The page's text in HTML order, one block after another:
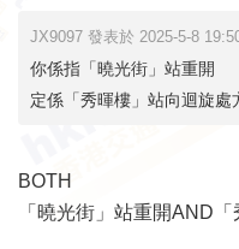
JX9097 發表於 2025-5-8
你係指「曉光街」站重開
定係「秀暉樓」站向迴旋處
BOTH
「曉光街」站重開AND